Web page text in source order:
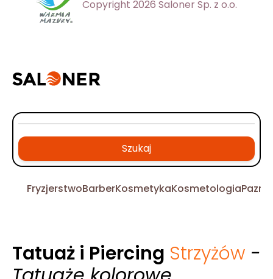
Copyright 2026 Saloner Sp. z o.o.
Szukaj
FryzjerstwoBarberKosmetykaKosmetologia
Tatuaż i Piercing Strzyżów -